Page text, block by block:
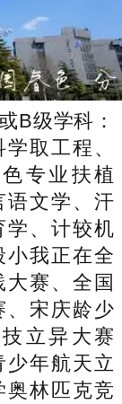
B级学科：
取工程、
专业扶植
语文学、汗
学、计较机
我正在全
赛、全国
、宋庆龄少
立异大赛
少年航天立
林匹克竞